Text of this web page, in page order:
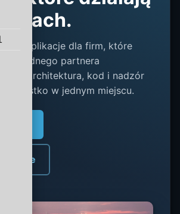
aplikacje dla firm, które
partnera
Architektura, kod i nadzór
wszystko w jednym miejscu.